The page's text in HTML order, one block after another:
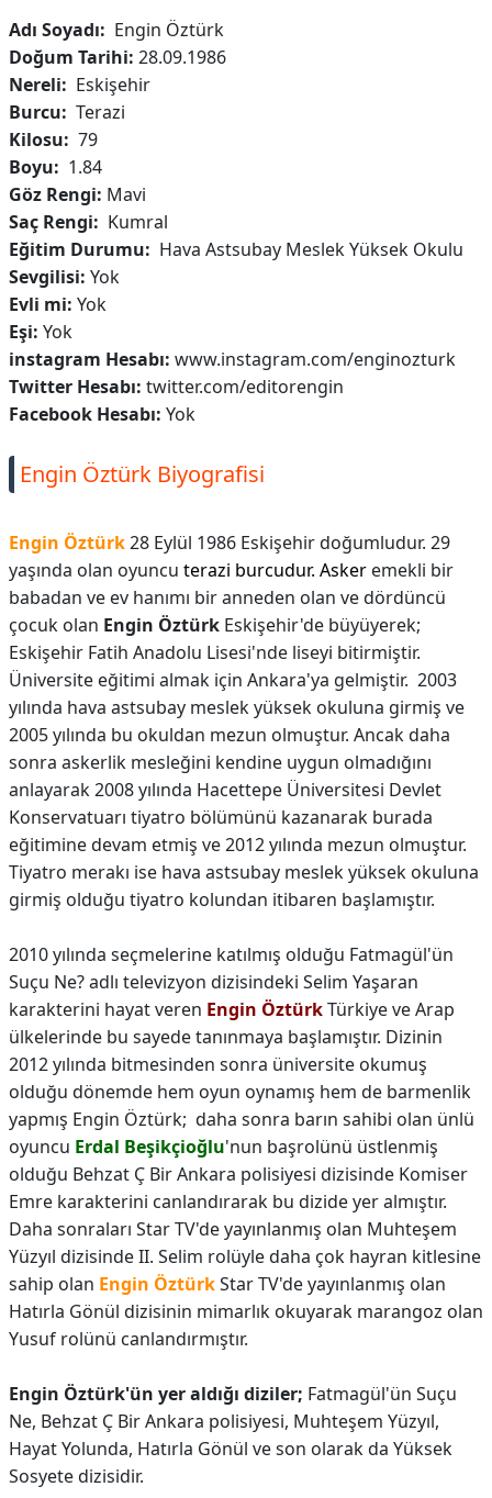
Adı Soyadı: Engin Öztürk
Doğum Tarihi: 28.09.1986
Nereli: Eskişehir
Burcu: Terazi
Kilosu: 79
Boyu: 1.84
Göz Rengi: Mavi
Saç Rengi: Kumral
Eğitim Durumu: Hava Astsubay Meslek Yüksek Okulu
Sevgilisi: Yok
Evli mi: Yok
Eşi: Yok
instagram Hesabı: www.instagram.com/enginozturk
Twitter Hesabı: twitter.com/editorengin
Facebook Hesabı: Yok
Engin Öztürk Biyografisi
Engin Öztürk28 Eylül 1986 Eskişehir doğumludur. 29
yaşında olan oyuncu terazi burcudur. Asker emekli bir
babadan ve ev hanımı bir anneden olan ve dördüncü
çocuk olan Engin Öztürk Eskişehir'de büyüyerek;
Eskişehir Fatih Anadolu Lisesi'nde liseyi bitirmiştir.
Üniversite eğitimi almak için Ankara'ya gelmiştir. 2003
yılında hava astsubay meslek yüksek okuluna girmiş ve
2005 yılında bu okuldan mezun olmuştur. Ancak daha
sonra askerlik mesleğini kendine uygun olmadığını
anlayarak 2008 yılında Hacettepe Üniversitesi Devlet
Konservatuarı tiyatro bölümünü kazanarak burada
eğitimine devam etmiş ve 2012 yılında mezun olmuştur.
Tiyatro merakı ise hava astsubay meslek yüksek okuluna
girmiş olduğu tiyatro kolundan itibaren başlamıştır.
2010 yılında seçmelerine katılmış olduğu Fatmagül'ün
Suçu Ne? adlı televizyon dizisindeki Selim Yaşaran
karakterini hayat veren Engin ÖztürkTürkiye ve Arap
ülkelerinde bu sayede tanınmaya başlamıştır. Dizinin
2012 yılında bitmesinden sonra üniversite okumuş
olduğu dönemde hem oyun oynamış hem de barmenlik
yapmış Engin Öztürk; daha sonra barın sahibi olan ünlü
oyuncu Erdal Beşikçioğlu'nun başrolünü üstlenmiş
olduğu Behzat Ç Bir Ankara polisiyesi dizisinde Komiser
Emre karakterini canlandırarak bu dizide yer almıştır.
Daha sonraları Star TV'de yayınlanmış olan Muhteşem
Yüzyıl dizisinde II. Selim rolüyle daha çok hayran kitlesine
sahip olan Engin ÖztürkStar TV'de yayınlanmış olan
Hatırla Gönül dizisinin mimarlık okuyarak marangoz olan
Yusuf rolünü canlandırmıştır.
Engin Öztürk'ün yer aldığı diziler; Fatmagül'ün Suçu
Ne, Behzat Ç Bir Ankara polisiyesi, Muhteşem Yüzyıl,
Hayat Yolunda, Hatırla Gönül ve son olarak da Yüksek
Sosyete dizisidir.